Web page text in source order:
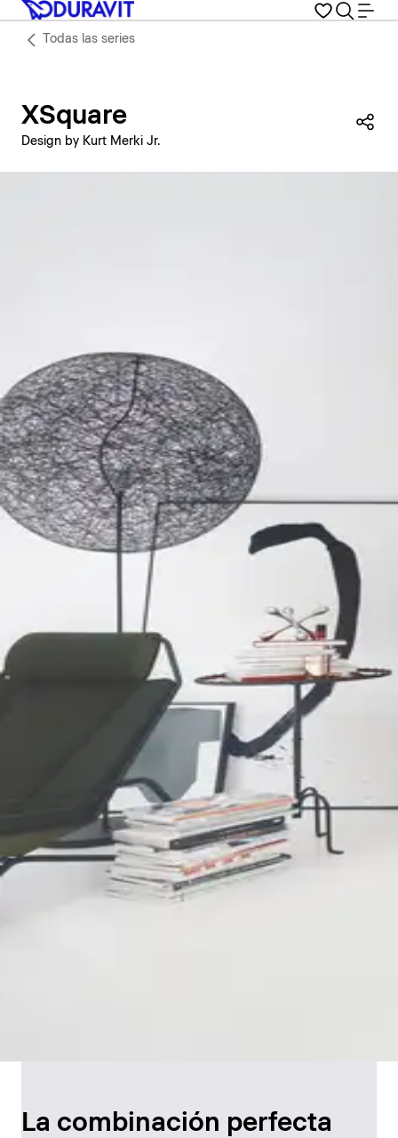
Todas las series
XSquare
Design by Kurt Merki Jr.
La combinación perfecta